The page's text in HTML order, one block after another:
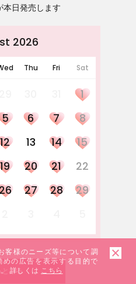
本日発売します
2026
Thu Fri Sat
1
5 6 7
8
12 13 14
15
19 20 21
22
27 28
29
とみる
客様のニーズ等について調
の広告を表示する目的で
詳しくは こちら